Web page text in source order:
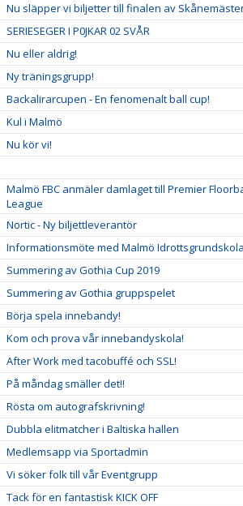
Nu släpper vi biljetter till finalen av
SERIESEGER I P0JKAR 02 SVÅR
Nu eller aldrig!
Ny träningsgrupp!
Backalirarcupen - En fenomenalt ball cup!
Kul i Malmö
Nu kör vi!
Malmö FBC anmäler damlaget till Premier
League
Nortic - Ny biljettleverantör
Informationsmöte med Malmö Idrottsgrundskola
Summering av Gothia Cup 2019
Summering av Gothia gruppspelet
Börja spela innebandy!
Kom och prova vår innebandyskola!
After Work med tacobuffé och SSL!
På måndag smäller det!!
Rösta om autografskrivning!
Dubbla elitmatcher i Baltiska hallen
Medlemsapp via Sportadmin
Vi söker folk till vår Eventgrupp
Tack för en fantastisk KICK OFF